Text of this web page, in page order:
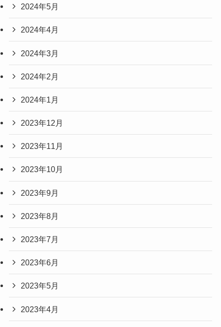
2024年5月
2024年4月
2024年3月
2024年2月
2024年1月
2023年12月
2023年11月
2023年10月
2023年9月
2023年8月
2023年7月
2023年6月
2023年5月
2023年4月